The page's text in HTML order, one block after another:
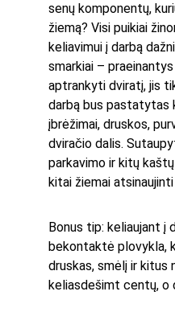
senų komponentų,
žiemą? Visi puikiai
keliavimui į darbą
smarkiai –
aptrankyti dviratį, jis
darbą bus pastatytas
įbrėžimai, druskos,
dviračio dalis.
parkavimo ir kitų
kitai žiemai
Bonus tip: keliaujant į
bekontaktė plovykla,
druskas, smėlį ir kitus
keliasdešimt centų, o